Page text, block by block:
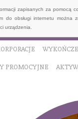
zapisanych za
do obsługi internetu
urządzenia.
PROMOCYJNE